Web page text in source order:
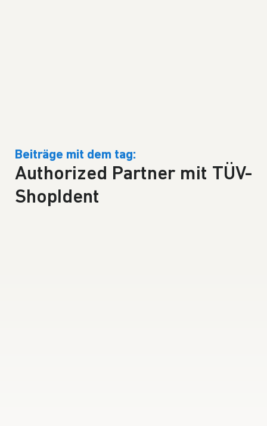
Beiträge mit dem tag:
Authorized Partner mit TÜV-
ShopIdent